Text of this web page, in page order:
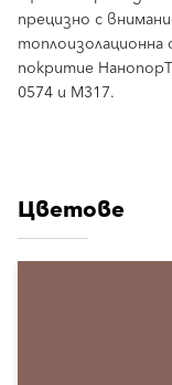
прецизно с
покритие
0574 и М317.
Цветове